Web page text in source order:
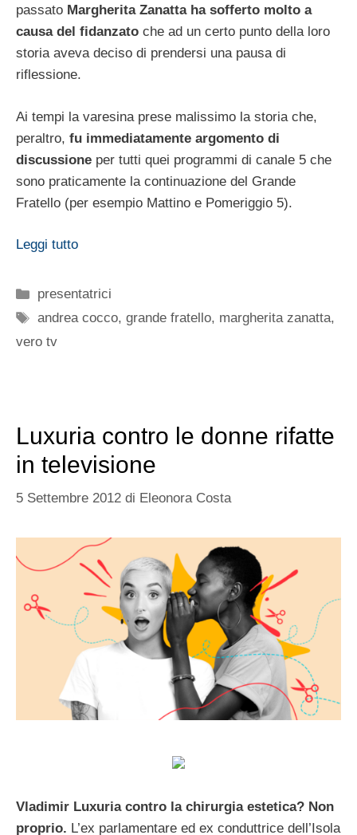
passato Margherita Zanatta ha sofferto molto a
causa del fidanzato che ad un certo punto della loro
storia aveva deciso di prendersi una pausa di
riflessione.
Ai tempi la varesina prese malissimo la storia che,
peraltro, fu immediatamente argomento di
discussione per tutti quei programmi di canale 5 che
sono praticamente la continuazione del Grande
Fratello (per esempio Mattino e Pomeriggio 5).
Leggi tutto
Categorie
presentatrici
Tag
andrea cocco,grande fratello, margherita zanatta,
vero tv
Luxuria contro le donne rifatte
in televisione
5 Settembre 2012 di Eleonora Costa
Vladimir Luxuria contro la chirurgia estetica? Non
proprio. L’ex parlamentare ed ex conduttrice dell’Isola